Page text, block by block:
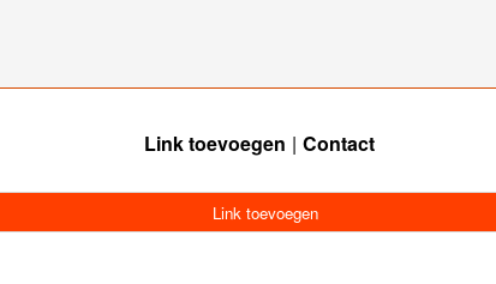
Link toevoegen Contact
Link toevoegen